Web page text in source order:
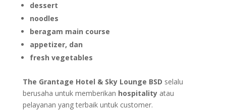
dessert
noodles
beragam main course
appetizer, dan
fresh vegetables
The Grantage Hotel & Sky Lounge BSD selalu
berusaha untuk memberikan hospitalityatau
pelayanan yang terbaik untuk customer.